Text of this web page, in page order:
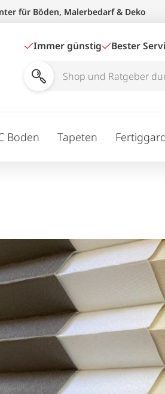
für Böden, Malerbedarf & Deko
Immer günstig Bester
Shop
durchsuchen
Boden Tapeten